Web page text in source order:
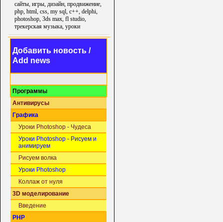
сайты, игры, дизайн, продвижение,
php, html, css, my sql, c++, delphi,
photoshop, 3ds max, fl studio,
трекерская музыка, уроки
Добавить новость /
Add news
Программы
Антивирусы
Графика
Уроки Photoshop - Чудеса
Уроки Photoshop - Рисуем и
анимируем
Рисуем волка
Уроки Photoshop
Коллаж от нуля
3D моделирование
Введение
PHP